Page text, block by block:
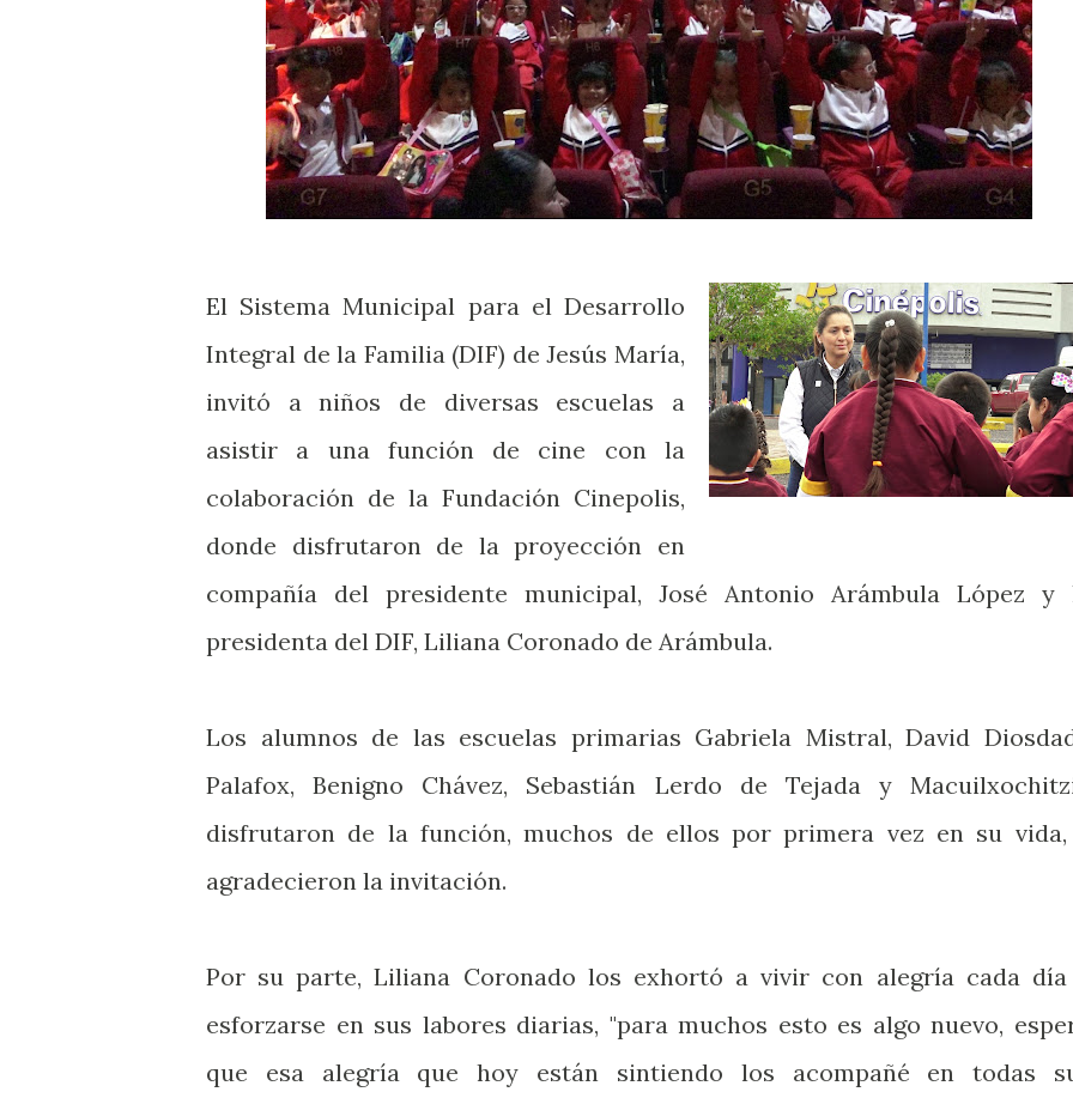
El Sistema Municipal para el Desarrollo
Integral de la Familia (DIF) de Jesús María,
invitó a niños de diversas escuelas a
asistir a una función de cine con la
colaboración de la Fundación Cinepolis,
donde disfrutaron de la proyección en
compañía del presidente municipal, José Antonio Arámbula López y
presidenta del DIF, Liliana Coronado de Arámbula.
Los alumnos de las escuelas primarias Gabriela Mistral, David
Palafox, Benigno Chávez, Sebastián Lerdo de Tejada y
disfrutaron de la función, muchos de ellos por primera vez en su
agradecieron la invitación.
Por su parte, Liliana Coronado los exhortó a vivir con alegría cada
esforzarse en sus labores diarias, "para muchos esto es algo nuevo,
que esa alegría que hoy están sintiendo los acompañé en todas